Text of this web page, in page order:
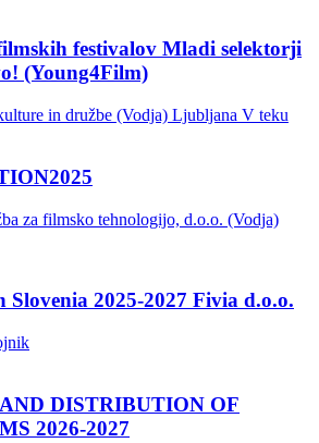
festivalov Mladi selektorji
(Young4Film)
in družbe (Vodja) Ljubljana V teku
za filmsko tehnologijo, d.o.o. (Vodja)
Slovenia 2025-2027 Fivia d.o.o.
DISTRIBUTION OF
2026-2027